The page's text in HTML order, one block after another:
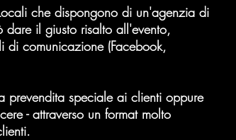
che dispongono di un'agenzia di
dare il giusto risalto all'evento,
di comunicazione (Facebook,
prevendita speciale ai clienti oppure
- attraverso un format molto